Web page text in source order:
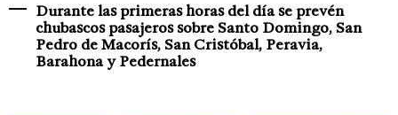
Durante las primeras horas del día se prevén
chubascos pasajeros sobre Santo Domingo, San
Pedro de Macorís, San Cristóbal, Peravia,
Barahona y Pedernales